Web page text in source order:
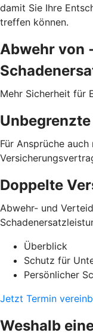
damit Sie Ihre
treffen können.
Abwehr von
Mehr Sicherheit für
Für Ansprüche
Doppelte
Abwehr- und
Überblick
Schutz für
Persönlicher
Jetzt Termin
Weshalb